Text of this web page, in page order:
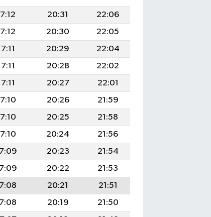
20:31
22:06
20:30
22:05
20:29
22:04
20:28
22:02
20:27
22:01
20:26
21:59
20:25
21:58
20:24
21:56
20:23
21:54
20:22
21:53
20:21
21:51
20:19
21:50